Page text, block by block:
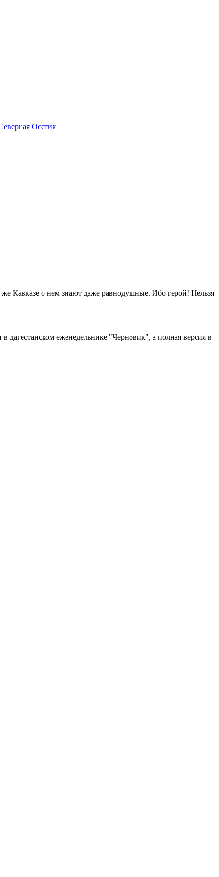
Осетия
Кавказе о нем знают даже равнодушные. Ибо герой! Нельзя
еженедельнике "Черновик", а полная версия в